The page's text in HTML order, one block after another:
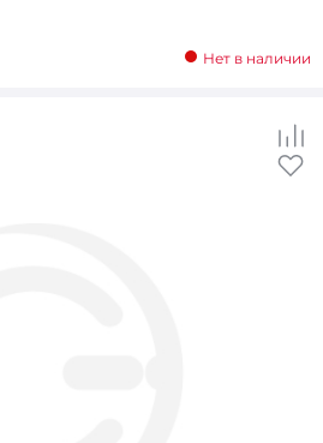
Нет в наличии